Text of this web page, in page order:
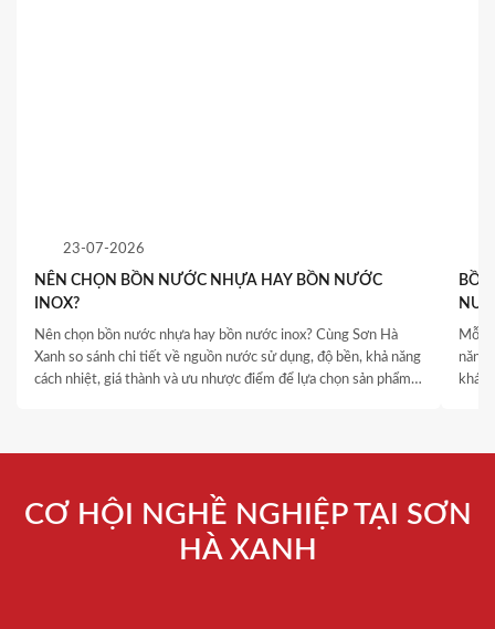
23-07-2026
NÊN CHỌN BỒN NƯỚC NHỰA HAY BỒN NƯỚC
INOX?
Nên chọn bồn nước nhựa hay bồn nước inox? Cùng Sơn Hà
Xanh so sánh chi tiết về nguồn nước sử dụng, độ bền, khả năng
cách nhiệt, giá thành và ưu nhược điểm để lựa chọn sản phẩm
Mỗi
năng
CƠ HỘI NGHỀ NGHIỆP TẠI SƠN
HÀ XANH